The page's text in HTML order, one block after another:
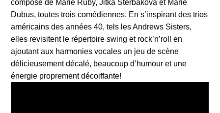
composé de Marie Ruby, Jitka Sterbakova et Marie
Dubus, toutes trois comédiennes. En s’inspirant des trios
américains des années 40, tels les Andrews Sisters,
elles revisitent le répertoire swing et rock’n’roll en
ajoutant aux harmonies vocales un jeu de scène
délicieusement décalé, beaucoup d’humour et une
énergie proprement décoiffante!